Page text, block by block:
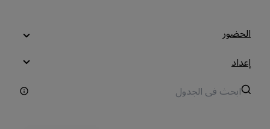
الحضور
إعداد